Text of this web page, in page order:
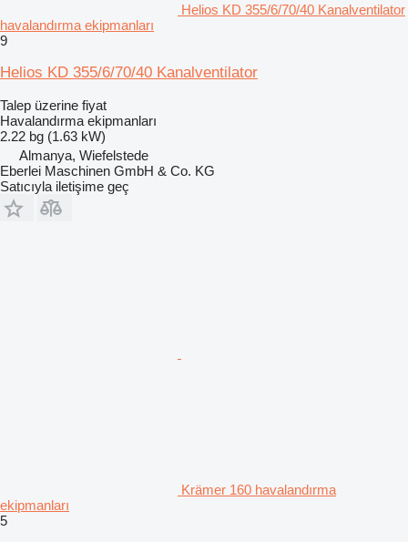
Helios KD 355/6/70/40 Kanalventilator
havalandırma ekipmanları
9
Helios KD 355/6/70/40 Kanalventilator
Talep üzerine fiyat
Havalandırma ekipmanları
2.22 bg (1.63 kW)
Almanya, Wiefelstede
Eberlei Maschinen GmbH & Co. KG
Satıcıyla iletişime geç
Krämer 160 havalandırma
ekipmanları
5